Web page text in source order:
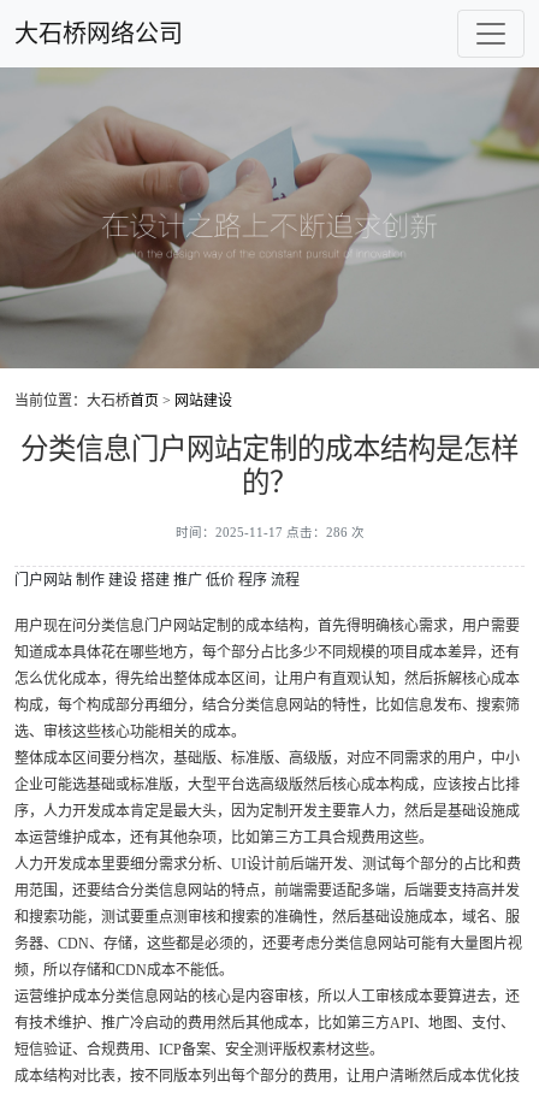
大石桥网络公司
当前位置：大石桥首页 > 网站建设
分类信息门户网站定制的成本结构是怎样
的？
时间：2025-11-17 点击：286 次
门户网站 制作 建设 搭建 推广 低价 程序 流程
用户现在问分类信息门户网站定制的成本结构，首先得明确核心需求，用户需要
知道成本具体花在哪些地方，每个部分占比多少不同规模的项目成本差异，还有
怎么优化成本，得先给出整体成本区间，让用户有直观认知，然后拆解核心成本
构成，每个构成部分再细分，结合分类信息网站的特性，比如信息发布、搜索筛
选、审核这些核心功能相关的成本。
整体成本区间要分档次，基础版、标准版、高级版，对应不同需求的用户，中小
企业可能选基础或标准版，大型平台选高级版然后核心成本构成，应该按占比排
序，人力开发成本肯定是最大头，因为定制开发主要靠人力，然后是基础设施成
本运营维护成本，还有其他杂项，比如第三方工具合规费用这些。
人力开发成本里要细分需求分析、UI设计前后端开发、测试每个部分的占比和费
用范围，还要结合分类信息网站的特点，前端需要适配多端，后端要支持高并发
和搜索功能，测试要重点测审核和搜索的准确性，然后基础设施成本，域名、服
务器、CDN、存储，这些都是必须的，还要考虑分类信息网站可能有大量图片视
频，所以存储和CDN成本不能低。
运营维护成本分类信息网站的核心是内容审核，所以人工审核成本要算进去，还
有技术维护、推广冷启动的费用然后其他成本，比如第三方API、地图、支付、
短信验证、合规费用、ICP备案、安全测评版权素材这些。
成本结构对比表，按不同版本列出每个部分的费用，让用户清晰然后成本优化技